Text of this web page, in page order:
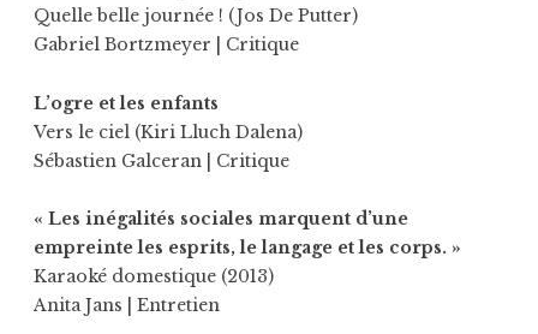
Quelle belle journée ! (Jos De Putter)
Gabriel Bortzmeyer | Critique
L’ogre et les enfants
Vers le ciel (Kiri Lluch Dalena)
Sébastien Galceran | Critique
« Les inégalités sociales marquent d’une
empreinte les esprits, le langage et les corps. »
Karaoké domestique (2013)
Anita Jans | Entretien